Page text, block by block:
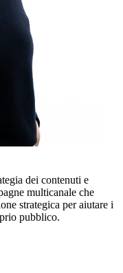
dei contenuti e
multicanale che
strategica per aiutare i
pubblico.